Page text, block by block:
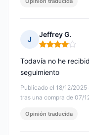
J
Jeffrey G.
Nota: 4 de 5
Publicado el 18/12/2025
tras una compra de 07/
Todavía no he
seguimiento
Opinión traducida